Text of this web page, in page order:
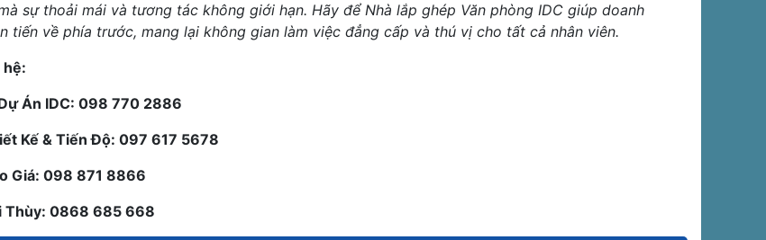
sự thoải mái và tương tác không giới hạn. Hãy để Nhà lắp ghép Văn phòng IDC giúp doanh
tiến về phía trước, mang lại không gian làm việc đẳng cấp và thú vị cho tất cả nhân viên.
Án IDC: 098 770 2886
Kế & Tiến Độ: 097 617 5678
Giá: 098 871 8866
Thùy: 0868 685 668